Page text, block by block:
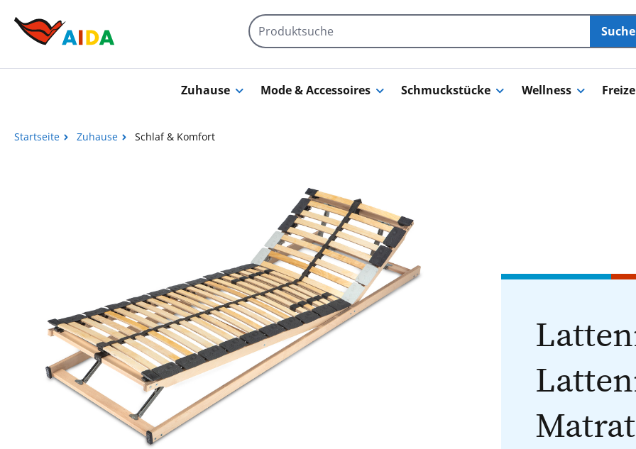
Zuhause Mode & Accessoires Schmuckstücke Wellness
Startseite Zuhause Schlaf & Komfort